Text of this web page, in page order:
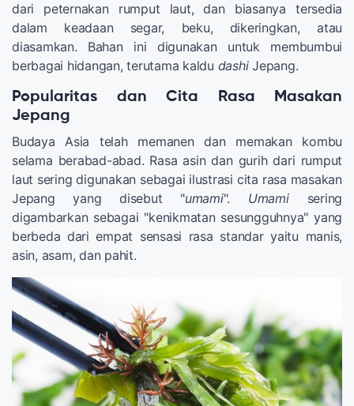
dari peternakan rumput laut, dan biasanya tersedia
dalam keadaan segar, beku, dikeringkan, atau
diasamkan. Bahan ini digunakan untuk membumbui
berbagai hidangan, terutama kaldu dashiJepang.
Popularitas dan Cita Rasa Masakan
Jepang
Budaya Asia telah memanen dan memakan kombu
selama berabad-abad. Rasa asin dan gurih dari rumput
laut sering digunakan sebagai ilustrasi cita rasa masakan
Jepang yang disebut "umami". Umamisering
digambarkan sebagai "kenikmatan sesungguhnya" yang
berbeda dari empat sensasi rasa standar yaitu manis,
asin, asam, dan pahit.